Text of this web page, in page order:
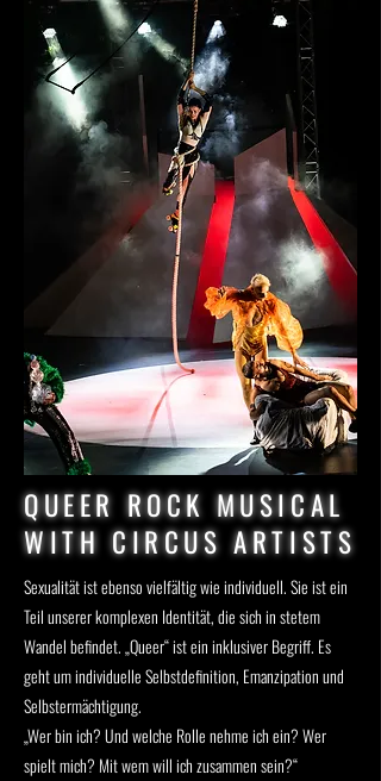
QUEER ROCK MUSICAL
WITH CIRCUS ARTISTS
Sexualität ist ebenso vielfältig wie individuell. Sie ist ein
Teil unserer komplexen Identität, die sich in stetem
Wandel befindet. „Queer“ ist ein inklusiver Begriff. Es
geht um individuelle Selbstdefinition, Emanzipation und
Selbstermächtigung.
„Wer bin ich? Und welche Rolle nehme ich ein? Wer
spielt mich? Mit wem will ich zusammen sein?“